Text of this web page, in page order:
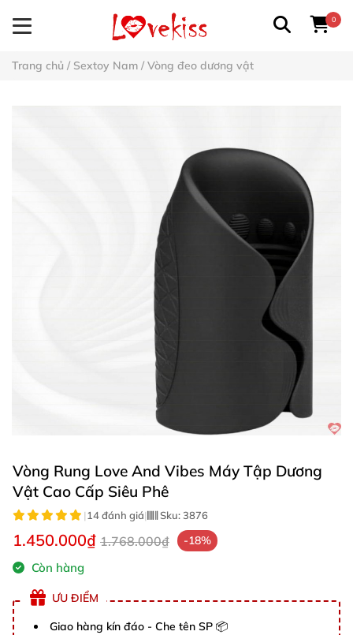
0
Trang chủ / Sextoy Nam / Vòng đeo dương vật
Vòng Rung Love And Vibes Máy Tập Dương
Vật Cao Cấp Siêu Phê
|14 đánh giá| Sku:3876
1.450.000₫ 1.768.000₫ -18%
Còn hàng
ƯU ĐIỂM
Giao hàng kín đáo - Che tên SP 📦